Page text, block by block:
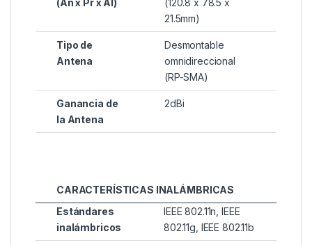
(An x Pr x Al)
(120.8 x 78.5 x
21.5mm)
Tipo de
Antena
Desmontable
omnidireccional
(RP-SMA)
Ganancia de
la Antena
2dBi
CARACTERÍSTICAS INALÁMBRICAS
Estándares
inalámbricos
IEEE 802.11n, IEEE
802.11g, IEEE 802.11b